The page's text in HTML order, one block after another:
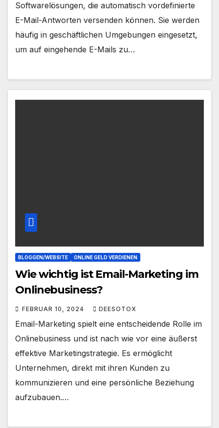
Softwarelösungen, die automatisch vordefinierte
E-Mail-Antworten versenden können. Sie werden
häufig in geschäftlichen Umgebungen eingesetzt,
um auf eingehende E-Mails zu…
BLOGGEN/WEBSITE ONLINE GELD VERDIENEN
Wie wichtig ist Email-Marketing im
Onlinebusiness?
FEBRUAR 10, 2024 DEESOTOX
Email-Marketing spielt eine entscheidende Rolle im
Onlinebusiness und ist nach wie vor eine äußerst
effektive Marketingstrategie. Es ermöglicht
Unternehmen, direkt mit ihren Kunden zu
kommunizieren und eine persönliche Beziehung
aufzubauen.…